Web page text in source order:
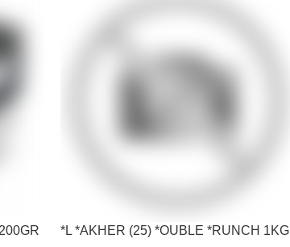
*L *AKHER (25) *OUBLE *RUNCH 1KG